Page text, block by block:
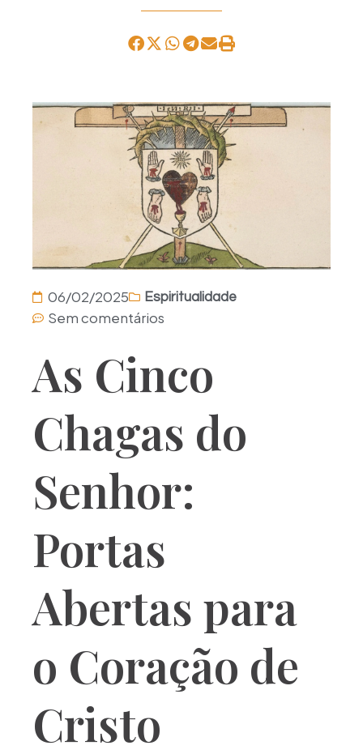
06/02/2025 Espiritualidade
Sem comentários
As Cinco
Chagas do
Senhor:
Portas
Abertas para
o Coração de
Cristo